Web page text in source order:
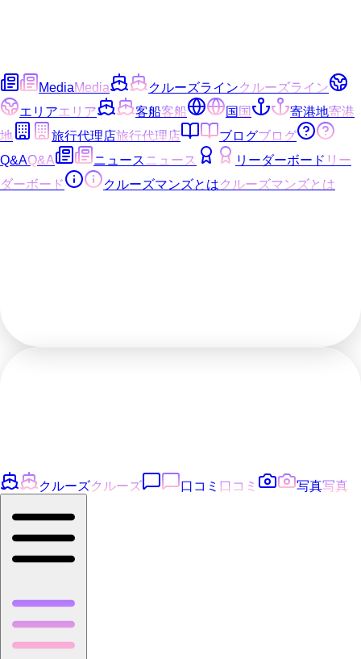
MediaMedia クルーズラインクルーズライン
エリアエリア 客船客船 国国 寄港地寄港
地
旅行代理店旅行代理店 ブログブログ
Q&AQ&A ニュース ニュース リーダーボード リー
ダーボード
クルーズマンズとはクルーズマンズとは
クルーズクルーズ 口コミ 口コミ 写真写真